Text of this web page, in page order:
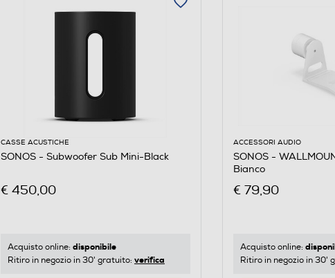
CASSE ACUSTICHE
SONOS - Subwoofer Sub Mini-Black
€ 450,00
Acquisto online: disponibile
Ritiro in negozio in 30' gratuito: verifica
ACCESSORI AUDIO
SONOS -
Bianco
€ 79,90
Acquisto online:
Ritiro in negozio in 30'